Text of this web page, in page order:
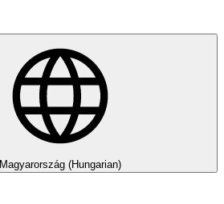
Magyarország (Hungarian)